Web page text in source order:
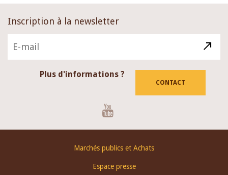
Inscription à la newsletter
Plus d'informations ?
CONTACT
Marchés publics et Achats
Espace presse